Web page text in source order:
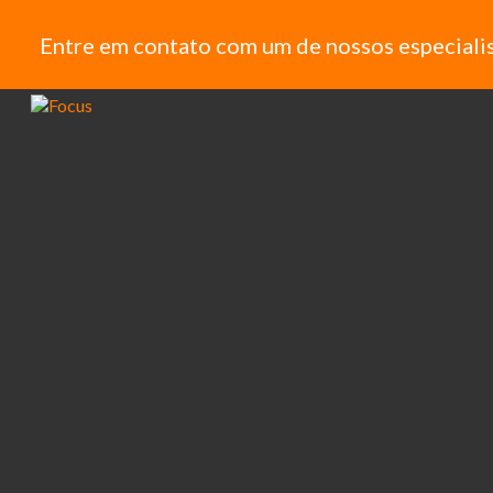
Entre em contato com um de nossos